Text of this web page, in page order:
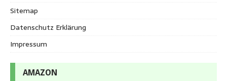
Sitemap
Datenschutz Erklärung
Impressum
AMAZON